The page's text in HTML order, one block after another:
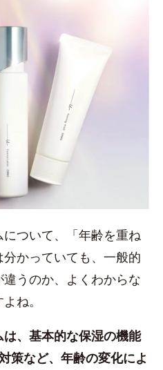
ついて、「年齢を重ね
かっていても、一般的
うのか、よくわからな
ね。
、基本的な保湿の機能
策など、年齢の変化によ